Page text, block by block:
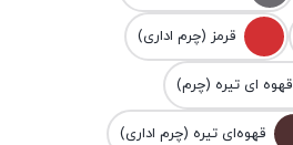
قرمز (چرم اداری)
قهوه ای تیره (چرم)
قهوه‌ای تیره (چرم اداری)